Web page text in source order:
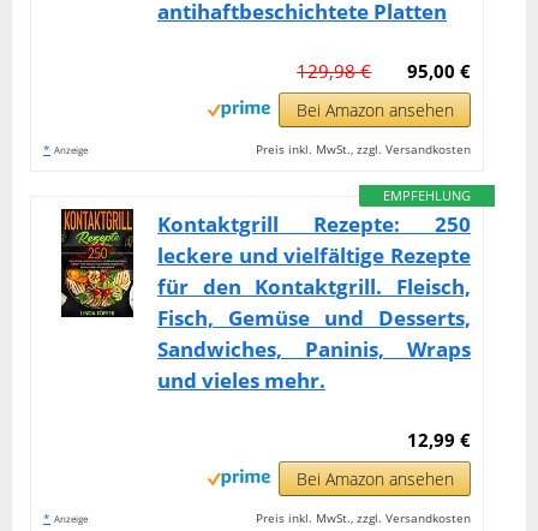
antihaftbeschichtete Platten
95,00 €
129,98 €
Bei Amazon ansehen
* Anzeige Preis inkl. MwSt., zzgl. Versandkosten
EMPFEHLUNG
Kontaktgrill Rezepte: 250
leckere und vielfältige Rezepte
für den Kontaktgrill. Fleisch,
Fisch, Gemüse und Desserts,
Sandwiches, Paninis, Wraps
und vieles mehr.
12,99 €
Bei Amazon ansehen
* Anzeige Preis inkl. MwSt., zzgl. Versandkosten